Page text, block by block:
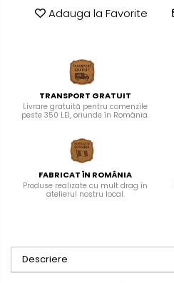
Adauga la Favorite
TRANSPORT GRATUIT
Livrare gratuită pentru comenzile
peste 350 LEI, oriunde în România.
FABRICAT ÎN ROMÂNIA
Produse realizate cu mult drag în
atelierul nostru local.
Descriere